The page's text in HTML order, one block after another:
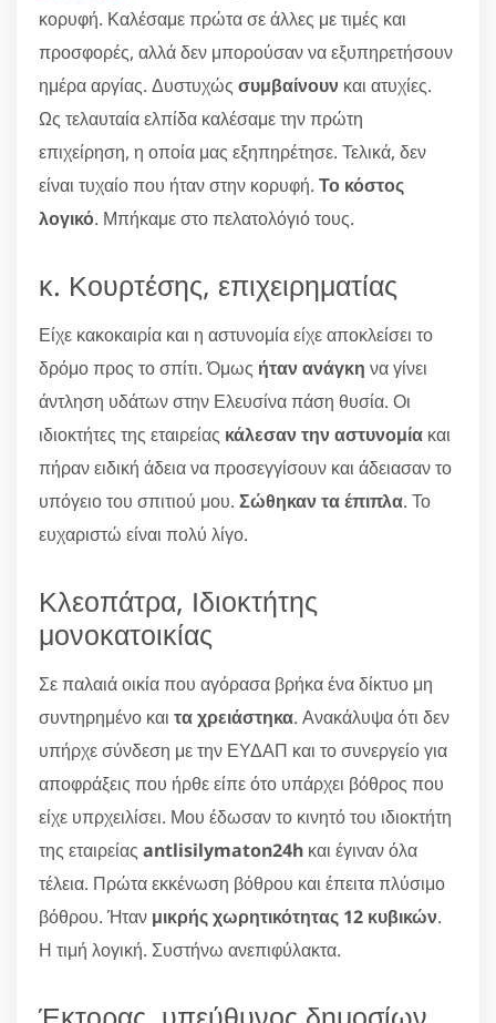
κορυφή. Καλέσαμε πρώτα σε άλλες με τιμές και
προσφορές, αλλά δεν μπορούσαν να εξυπηρετήσουν
ημέρα αργίας. Δυστυχώς συμβαίνουν και ατυχίες.
Ως τελαυταία ελπίδα καλέσαμε την πρώτη
επιχείρηση, η οποία μας εξηπηρέτησε. Τελικά, δεν
είναι τυχαίο που ήταν στην κορυφή. Το κόστος
λογικό. Μπήκαμε στο πελατολόγιό τους.
κ. Κουρτέσης, επιχειρηματίας
Είχε κακοκαιρία και η αστυνομία είχε αποκλείσει το
δρόμο προς το σπίτι. Όμως ήταν ανάγκη να γίνει
άντληση υδάτων στην Ελευσίνα πάση θυσία. Οι
ιδιοκτήτες της εταιρείας κάλεσαν την αστυνομία και
πήραν ειδική άδεια να προσεγγίσουν και άδειασαν το
υπόγειο του σπιτιού μου. Σώθηκαν τα έπιπλα. Το
ευχαριστώ είναι πολύ λίγο.
Κλεοπάτρα, Ιδιοκτήτης
μονοκατοικίας
Σε παλαιά οικία που αγόρασα βρήκα ένα δίκτυο μη
συντηρημένο και τα χρειάστηκα. Ανακάλυψα ότι δεν
υπήρχε σύνδεση με την ΕΥΔΑΠ και το συνεργείο για
αποφράξεις που ήρθε είπε ότο υπάρχει βόθρος που
είχε υπρχειλίσει. Μου έδωσαν το κινητό του ιδιοκτήτη
της εταιρείας antlisilymaton24h και έγιναν όλα
τέλεια. Πρώτα εκκένωση βόθρου και έπειτα πλύσιμο
βόθρου. Ήταν μικρής χωρητικότητας 12 κυβικών.
Η τιμή λογική. Συστήνω ανεπιφύλακτα.